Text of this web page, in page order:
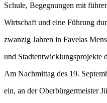
Schule, Begegnungen mit
Wirtschaft und eine Führung
zwanzig Jahren in Favelas
und Stadtentwicklungsprojekte
Am Nachmittag des 19.
ein, an der Oberbürgermeister